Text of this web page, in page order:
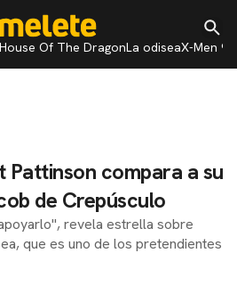
House Of The DragonLa odiseaX-Men 97
Pattinson compara a su
de Crepúsculo
revela estrella sobre
que es uno de los pretendientes